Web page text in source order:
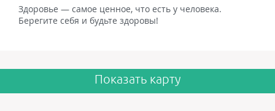
Здоровье — самое ценное, что есть у человека.
Берегите себя и будьте здоровы!
Показать карту